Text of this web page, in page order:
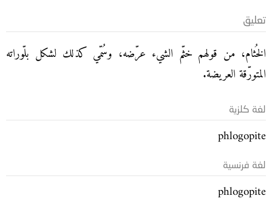
تعليق
الخُثام، من قولهم خثّم الشيء عرّضه، وسُمّي كذلك لشكل بلّوراته
المتورّقة العريضة.
لغة كلزية
phlogopite
لغة فرنسية
phlogopite